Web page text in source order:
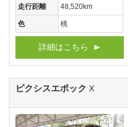
走行距離 48,520km
色 桃
詳細はこちら
ピクシスエポック X